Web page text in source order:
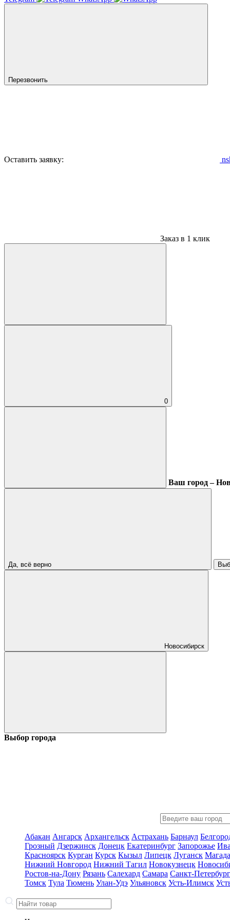
Перезвонить
Оставить заявку:
Заказ в 1 клик
0
Ваш город –
Да, всё верно
Новосибирск
Выбор города
Абакан Ангарск Архангельск Астрахань Барнаул
Грозный Дзержинск Донецк Екатеринбург Запорожье
Красноярск Курган Курск Кызыл Липецк Луганск
Нижний Новгород Нижний Тагил Новокузнецк
Ростов-на-Дону Рязань Салехард Самара Санкт-Петербург
Томск Тула Тюмень Улан-Удэ Ульяновск Усть-Илимск